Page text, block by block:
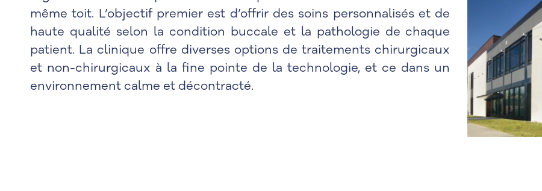
même toit. L’objectif premier est d’offrir des soins personnalisés et de
haute qualité selon la condition buccale et la pathologie de chaque
patient. La clinique offre diverses options de traitements chirurgicaux
et non-chirurgicaux à la fine pointe de la technologie, et ce dans un
environnement calme et décontracté.